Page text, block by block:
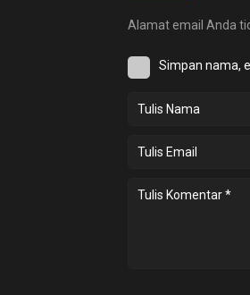
Alamat email Anda
Simpan nama,